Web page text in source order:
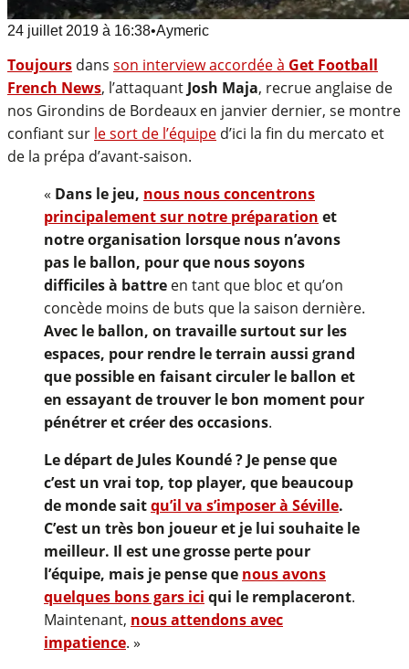
24 juillet 2019 à 16:38•Aymeric
Toujours dans son interview accordée à Get Football
French News, l’attaquant Josh Maja, recrue anglaise de
nos Girondins de Bordeaux en janvier dernier, se montre
confiant sur le sort de l’équipe d’ici la fin du mercato et
de la prépa d’avant-saison.
« Dans le jeu, nous nous concentrons
principalement sur notre préparation et
notre organisation lorsque nous n’avons
pas le ballon, pour que nous soyons
difficiles à battre en tant que bloc et qu’on
concède moins de buts que la saison dernière.
Avec le ballon, on travaille surtout sur les
espaces, pour rendre le terrain aussi grand
que possible en faisant circuler le ballon et
en essayant de trouver le bon moment pour
pénétrer et créer des occasions.
Le départ de Jules Koundé ? Je pense que
c’est un vrai top, top player, que beaucoup
de monde saitqu’il va s’imposer à Séville.
C’est un très bon joueur et je lui souhaite le
meilleur. Il est une grosse perte pour
l’équipe, mais je pense que nous avons
quelques bons gars ici qui le remplaceront.
Maintenant, nous attendons avec
impatience. »